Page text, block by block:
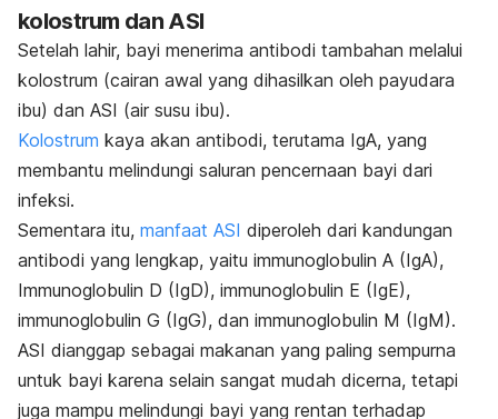
kolostrum dan ASI
Setelah lahir, bayi menerima antibodi tambahan melalui
kolostrum (cairan awal yang dihasilkan oleh payudara
ibu) dan ASI (air susu ibu).
Kolostrum kaya akan antibodi, terutama IgA, yang
membantu melindungi saluran pencernaan bayi dari
infeksi.
Sementara itu, manfaat ASI diperoleh dari kandungan
antibodi yang lengkap, yaitu immunoglobulin A (IgA),
Immunoglobulin D (IgD), immunoglobulin E (IgE),
immunoglobulin G (IgG), dan immunoglobulin M (IgM).
ASI dianggap sebagai makanan yang paling sempurna
untuk bayi karena selain sangat mudah dicerna, tetapi
juga mampu melindungi bayi yang rentan terhadap